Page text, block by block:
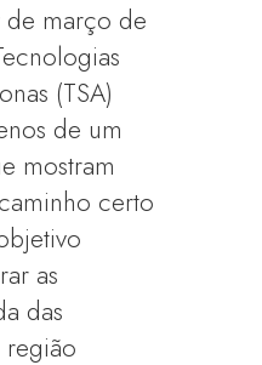
março de
(TSA)
de um
mostram
certo
as
das